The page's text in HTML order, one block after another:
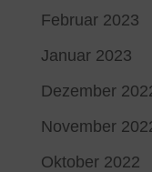
Februar 2023
Januar 2023
Dezember
November
Oktober 2022